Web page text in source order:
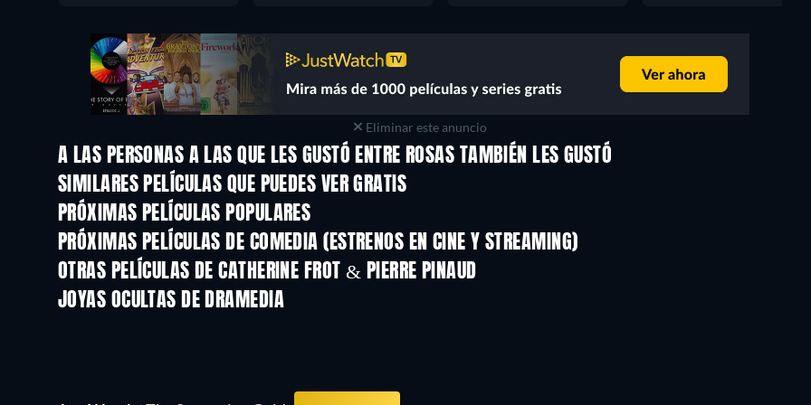
Eliminar este anuncio
A LAS PERSONAS A LAS QUE LES GUSTÓ ENTRE ROSAS TAMBIÉN LES GUSTÓ
SIMILARES PELÍCULAS QUE PUEDES VER GRATIS
PRÓXIMAS PELÍCULAS POPULARES
PRÓXIMAS PELÍCULAS DE COMEDIA (ESTRENOS EN CINE Y STREAMING)
OTRAS PELÍCULAS DE CATHERINE FROT & PIERRE PINAUD
JOYAS OCULTAS DE DRAMEDIA